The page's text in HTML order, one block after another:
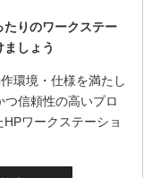
たりのワークステー
しょう
環境・仕様を満たし
信頼性の高いプロ
ワークステーショ